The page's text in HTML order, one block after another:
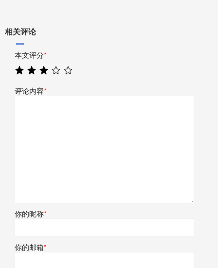
相关评论
本文评分*
评论内容*
你的昵称*
你的邮箱*